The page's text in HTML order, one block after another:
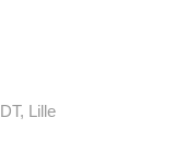
Lille